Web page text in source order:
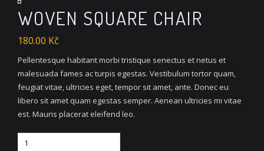
WOVEN SQUARE CHAIR
180.00 Kč
Pellentesque habitant morbi tristique senectus et netus et
malesuada fames ac turpis egestas. Vestibulum tortor quam,
feugiat vitae, ultricies eget, tempor sit amet, ante. Donec eu
libero sit amet quam egestas semper. Aenean ultricies mi vitae
est. Mauris placerat eleifend leo.
Quantity